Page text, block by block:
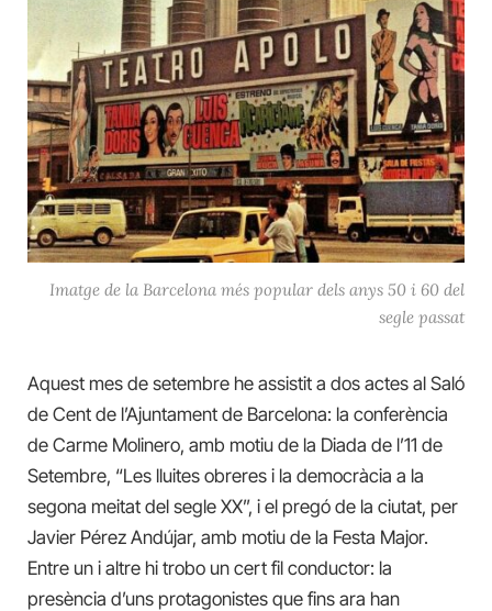
Imatge de la Barcelona més popular dels anys 50 i 60 del
segle passat
Aquest mes de setembre he assistit a dos actes al Saló
de Cent de l’Ajuntament de Barcelona: la conferència
de Carme Molinero, amb motiu de la Diada de l’11 de
Setembre, “Les lluites obreres i la democràcia a la
segona meitat del segle XX”, i el pregó de la ciutat, per
Javier Pérez Andújar, amb motiu de la Festa Major.
Entre un i altre hi trobo un cert fil conductor: la
presència d’uns protagonistes que fins ara han